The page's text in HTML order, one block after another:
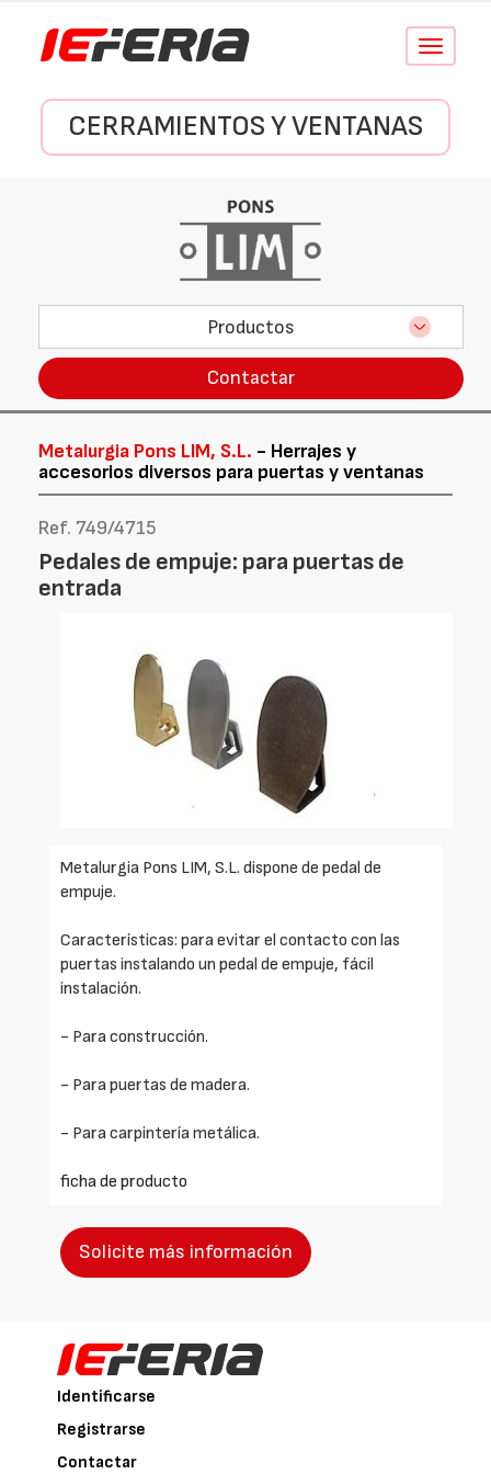
Conmutar
CERRAMIENTOS Y VENTANAS
Productos
Contactar
Metalurgia Pons LIM, S.L. - Herrajes y
accesorios diversos para puertas y ventanas
Ref. 749/4715
Pedales de empuje: para puertas de
entrada
Metalurgia Pons LIM, S.L. dispone de pedal de
empuje.
Características: para evitar el contacto con las
puertas instalando un pedal de empuje, fácil
instalación.
- Para construcción.
- Para puertas de madera.
- Para carpintería metálica.
ficha de producto
Solicite más información
Identificarse
Registrarse
Contactar